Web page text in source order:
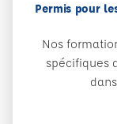
Permis pour
Nos
spécifiques